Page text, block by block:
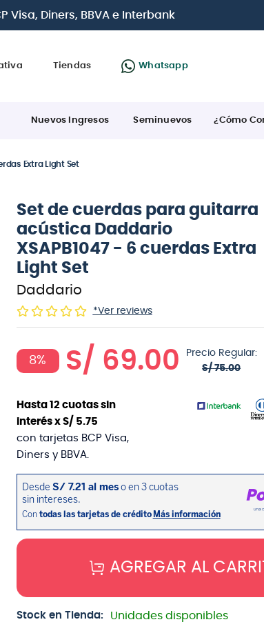
las tarjetas de crédito
Tiendas Whatsapp
Nuevos Ingresos Seminuevos ¿Cómo
Extra Light Set
Set de cuerdas para guitarra
acústica Daddario
XSAPB1047 - 6 cuerdas Extra
Light Set
Daddario
*Ver reviews
8% S/ 69.00
Precio Regular:
S/ 75.00
Hasta 12cuotas sin
interés x S/ 5.75
con tarjetas BCP Visa,
Diners y BBVA.
AGREGAR AL
Stock en Tienda: Unidades disponibles